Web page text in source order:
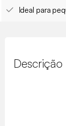
Ideal para